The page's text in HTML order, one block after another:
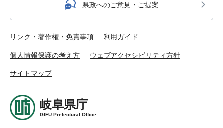
県政へのご意見・ご提案
リンク・著作権・免責事項 利用ガイド
個人情報保護の考え方 ウェブアクセシビリティ方針
サイトマップ
岐阜県庁
GIFU Prefectural Office